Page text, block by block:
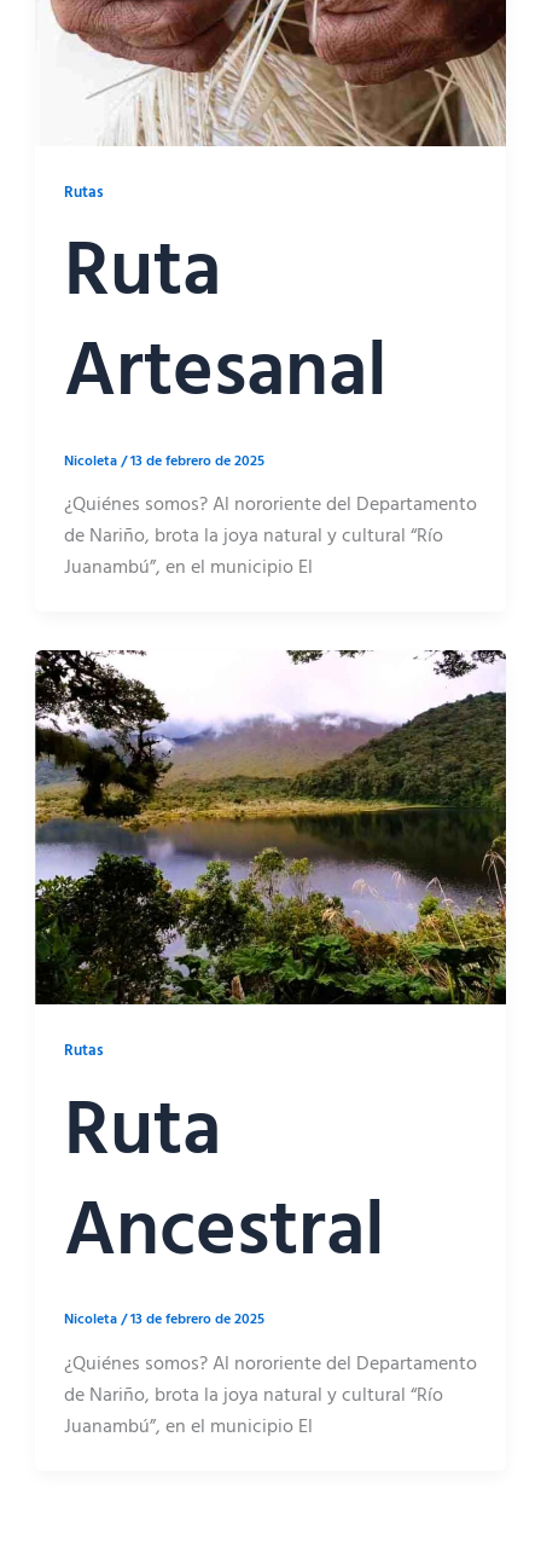
Rutas
Ruta
Artesanal
Nicoleta/13 de febrero de 2025
¿Quiénes somos? Al nororiente del Departamento
de Nariño, brota la joya natural y cultural “Río
Juanambú”, en el municipio El
Rutas
Ruta
Ancestral
Nicoleta/13 de febrero de 2025
¿Quiénes somos? Al nororiente del Departamento
de Nariño, brota la joya natural y cultural “Río
Juanambú”, en el municipio El